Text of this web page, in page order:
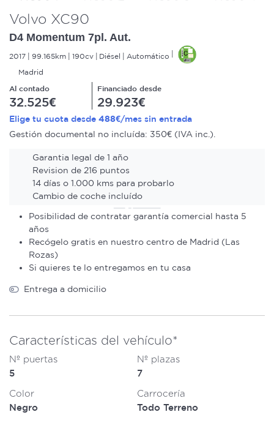
Volvo XC90
D4 Momentum 7pl. Aut.
2017 99.165km 190cv Diésel
Automático
Madrid
Al contado
32.525€
Financiado desde
29.923€
Elige tu cuota desde 488€/mes sin entrada
Gestión documental no incluída: 350€ (IVA inc.).
Garantia legal de 1 año
Revision de 216 puntos
14 días o 1.000 kms para probarlo
Cambio de coche incluído
Posibilidad de contratar garantía comercial hasta 5
años
Recógelo gratis en nuestro centro de Madrid (Las
Rozas)
Si quieres te lo entregamos en tu casa
Entrega a domicilio
Características del vehículo*
Nº puertas
5
Nº plazas
7
Color
Negro
Carrocería
Todo Terreno